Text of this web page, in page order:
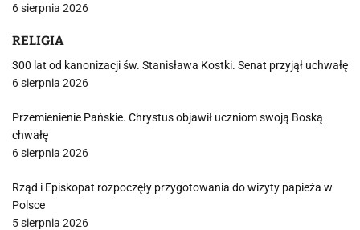
6 sierpnia 2026
RELIGIA
300 lat od kanonizacji św. Stanisława Kostki. Senat przyjął uchwałę
6 sierpnia 2026
Przemienienie Pańskie. Chrystus objawił uczniom swoją Boską
chwałę
6 sierpnia 2026
Rząd i Episkopat rozpoczęły przygotowania do wizyty papieża w
Polsce
5 sierpnia 2026